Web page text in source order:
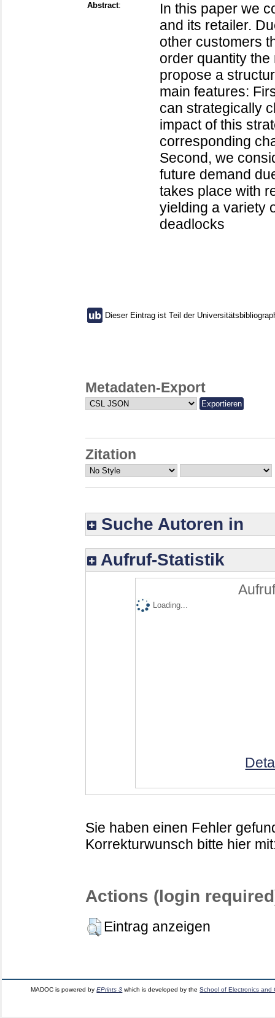
Abstract:
In this paper we
and its retailer.
other customers
order quantity
propose a
main features:
can strategically
impact of this
corresponding
Second, we
future demand
takes place with
yielding a variety
deadlocks
Dieser Eintrag ist Teil der
Metadaten-Export
Zitation
Suche Autoren in
Aufruf-Statistik
Loading...
Sie haben einen Fehler
Korrekturwunsch bitte hier
Actions (login
Eintrag anzeigen
MADOC is powered byEPrints 3 which is developed by theSchool of Electronics and